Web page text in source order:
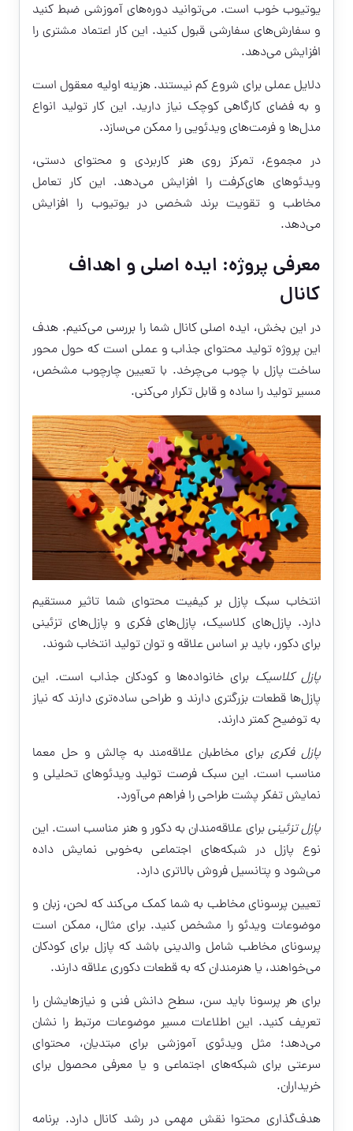
یوتیوب خوب است. می‌توانید دوره‌های آموزشی ضبط کنید
و سفارش‌های سفارشی قبول کنید. این کار اعتماد مشتری را
افزایش می‌دهد.
دلایل عملی برای شروع کم نیستند. هزینه اولیه معقول است
و به فضای کارگاهی کوچک نیاز دارید. این کار تولید انواع
مدل‌ها و فرمت‌های ویدئویی را ممکن می‌سازد.
در مجموع، تمرکز روی هنر کاربردی و محتوای دستی،
ویدئوهای های‌کرفت را افزایش می‌دهد. این کار تعامل
مخاطب و تقویت برند شخصی در یوتیوب را افزایش
می‌دهد.
معرفی پروژه: ایده اصلی و اهداف
کانال
در این بخش، ایده اصلی کانال شما را بررسی می‌کنیم. هدف
این پروژه تولید محتوای جذاب و عملی است که حول محور
ساخت پازل با چوب می‌چرخد. با تعیین چارچوب مشخص،
مسیر تولید را ساده و قابل تکرار می‌کنی.
انتخاب سبک پازل بر کیفیت محتوای شما تاثیر مستقیم
دارد. پازل‌های کلاسیک، پازل‌های فکری و پازل‌های تزئینی
برای دکور، باید بر اساس علاقه و توان تولید انتخاب شوند.
پازل کلاسیک برای خانواده‌ها و کودکان جذاب است. این
پازل‌ها قطعات بزرگتری دارند و طراحی ساده‌تری دارند که نیاز
به توضیح کمتر دارند.
پازل فکریبرای مخاطبان علاقه‌مند به چالش و حل معما
مناسب است. این سبک فرصت تولید ویدئوهای تحلیلی و
نمایش تفکر پشت طراحی را فراهم می‌آورد.
پازل تزئینیبرای علاقه‌مندان به دکور و هنر مناسب است. این
نوع پازل در شبکه‌های اجتماعی به‌خوبی نمایش داده
می‌شود و پتانسیل فروش بالاتری دارد.
تعیین پرسونای مخاطب به شما کمک می‌کند که لحن، زبان و
موضوعات ویدئو را مشخص کنید. برای مثال، ممکن است
پرسونای مخاطب شامل والدینی باشد که پازل برای کودکان
می‌خواهند، یا هنرمندان که به قطعات دکوری علاقه دارند.
برای هر پرسونا باید سن، سطح دانش فنی و نیازهایشان را
تعریف کنید. این اطلاعات مسیر موضوعات مرتبط را نشان
می‌دهد؛ مثل ویدئوی آموزشی برای مبتدیان، محتوای
سرعتی برای شبکه‌های اجتماعی و یا معرفی محصول برای
خریداران.
هدف‌گذاری محتوا نقش مهمی در رشد کانال دارد. برنامه